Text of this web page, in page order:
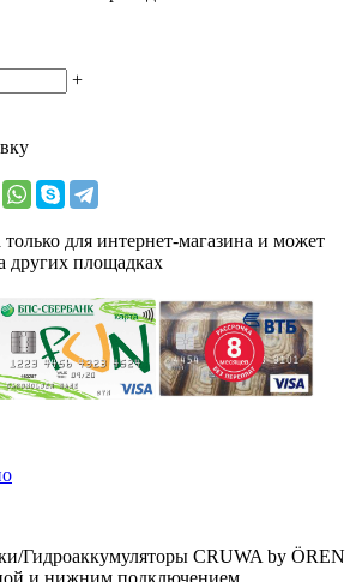
+
для интернет-магазина и может
других площадках
Гидроаккумуляторы CRUWA by ÖREN